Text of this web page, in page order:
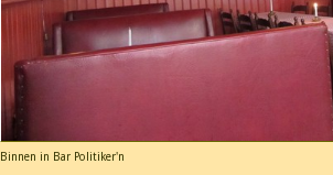
Binnen in Bar Politiker'n